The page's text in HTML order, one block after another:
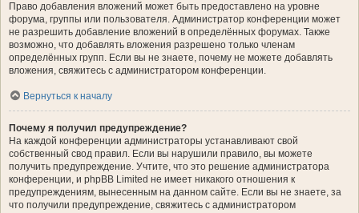
Право добавления вложений может быть предоставлено на уровне
форума, группы или пользователя. Администратор конференции может
не разрешить добавление вложений в определённых форумах. Также
возможно, что добавлять вложения разрешено только членам
определённых групп. Если вы не знаете, почему не можете добавлять
вложения, свяжитесь с администратором конференции.
Вернуться к началу
Почему я получил предупреждение?
На каждой конференции администраторы устанавливают свой
собственный свод правил. Если вы нарушили правило, вы можете
получить предупреждение. Учтите, что это решение администратора
конференции, и phpBB Limited не имеет никакого отношения к
предупреждениям, вынесенным на данном сайте. Если вы не знаете, за
что получили предупреждение, свяжитесь с администратором